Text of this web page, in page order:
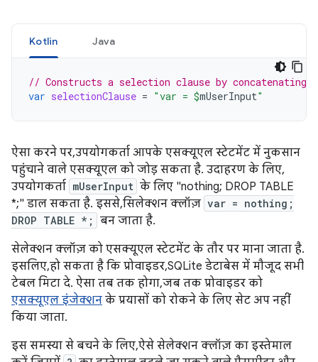
Kotlin Java
// Constructs a selection clause by concatenating
var selectionClause = "var = $mUserInput"
ऐसा करने पर, उपयोगकर्ता आपके एसक्यूएल स्टेटमेंट में नुकसान
पहुंचाने वाले एसक्यूएल को जोड़ सकता है. उदाहरण के लिए,
उपयोगकर्ता mUserInput के लिए "nothing; DROP TABLE
*;" डाल सकता है. इससे, सिलेक्शन क्लॉज़ var = nothing;
DROP TABLE *;
बन जाता है.
सेलेक्शन क्लॉज़ को एसक्यूएल स्टेटमेंट के तौर पर माना जाता है.
इसलिए, हो सकता है कि प्रोवाइडर, SQLite डेटाबेस में मौजूद सभी
टेबल मिटा दे. ऐसा तब तक होगा, जब तक प्रोवाइडर को
एसक्यूएल इंजेक्शन के प्रयासों को रोकने के लिए सेट अप नहीं
किया जाता.
इस समस्या से बचने के लिए, ऐसे सेलेक्शन क्लॉज़ का इस्तेमाल